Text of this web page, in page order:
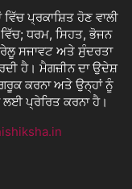
ਵਿੱਚ ਪ੍ਰਕਾਸ਼ਿਤ ਹੋਣ ਵਾਲੀ
ਧਰਮ, ਸਿਹਤ, ਭੋਜਨ
ਸਜਾਵਟ ਅਤੇ ਸੁੰਦਰਤਾ
ਹੈ। ਮੈਗਜ਼ੀਨ ਦਾ ਉਦੇਸ਼
ਕਰਨਾ ਅਤੇ ਉਨ੍ਹਾਂ ਨੂੰ
ਪ੍ਰੇਰਿਤ ਕਰਨਾ ਹੈ।